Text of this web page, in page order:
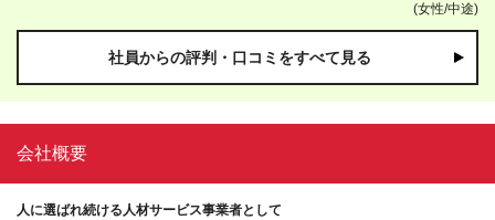
多いので、自身のこれからのキャリアのモチベーションにもなります。(女性/中途)
社員からの評判・口コミをすべて見る
会社概要
人に選ばれ続ける人材サービス事業者として